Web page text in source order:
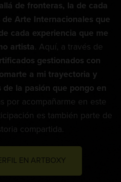
de fronteras, la de cada
Arte Internacionales que
cada experiencia que me
artista . Aquí, a través de
gestionados con
a mi trayectoria y
la pasión que pongo en
por acompañarme en este
es también parte de
compartida.
EN ARTBOXY